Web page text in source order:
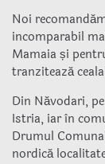
Noi
incomparabil
Mamaia și
tranzitează
Din Năvodari,
Istria, iar în
Drumul
nordică